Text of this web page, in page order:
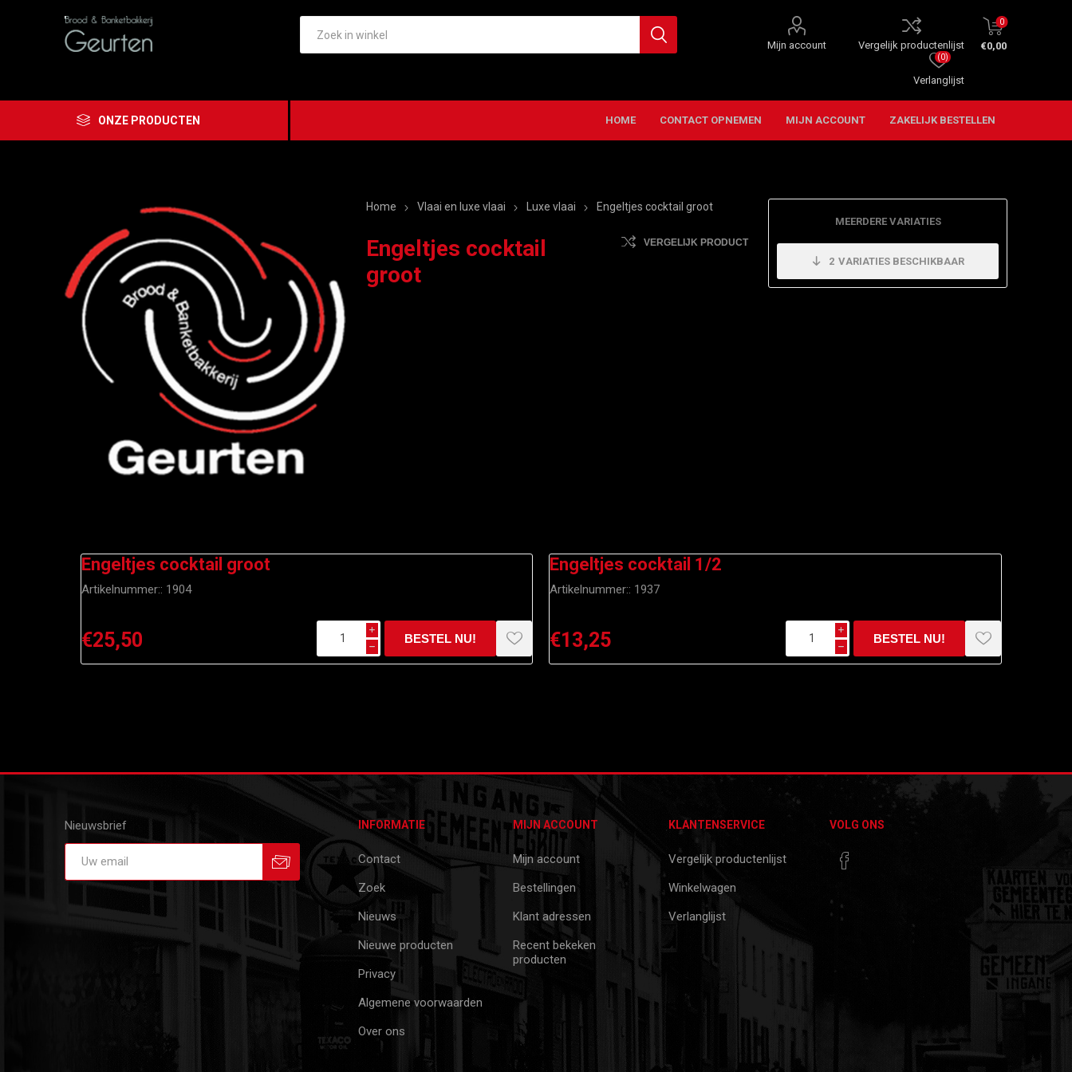
Mijn account Vergelijk productenlijst
Verlanglijst
(0)
0
€0,00
ONZE PRODUCTEN HOME CONTACT OPNEMEN MIJN ACCOUNT ZAKELIJK BESTELLEN
Home Vlaai en luxe vlaai Luxe vlaai Engeltjes cocktail groot
Engeltjes cocktail
groot
VERGELIJK PRODUCT
MEERDERE VARIATIES
2 VARIATIES BESCHIKBAAR
Engeltjes cocktail groot
Artikelnummer:: 1904
€25,50 i
h
Engeltjes cocktail 1/2
Artikelnummer:: 1937
€13,25 i
h
Nieuwsbrief
Aanmelden
INFORMATIE
Contact
Zoek
Nieuws
Nieuwe producten
Privacy
Algemene voorwaarden
Over ons
MIJN ACCOUNT
Mijn account
Bestellingen
Klant adressen
Recent bekeken
producten
KLANTENSERVICE
Vergelijk productenlijst
Winkelwagen
Verlanglijst
VOLG ONS